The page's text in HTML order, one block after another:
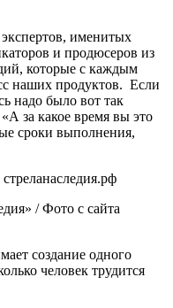
именитых
и продюсеров из
которые с каждым
наших продуктов. Если
надо было вот так
за какое время вы это
сроки выполнения,
/ Фото с сайта
создание одного
человек трудится